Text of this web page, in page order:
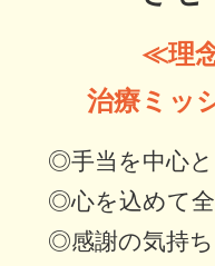
≪理
治療ミッ
◎手当を中心
◎心を込めて
◎感謝の気持ち